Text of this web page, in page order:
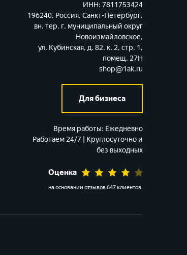
ИНН: 7811753424
196240, Россия, Санкт-Петербург,
вн. тер. г. муниципальный округ
Новоизмайловское,
ул. Кубинская, д. 82, к. 2, стр. 1,
помещ. 27Н
shop@1ak.ru
Для бизнеса
Время работы: Ежедневно
Работаем 24/7 | Круглосуточно и
без выходных
Оценка
на основании отзывов647 клиентов.